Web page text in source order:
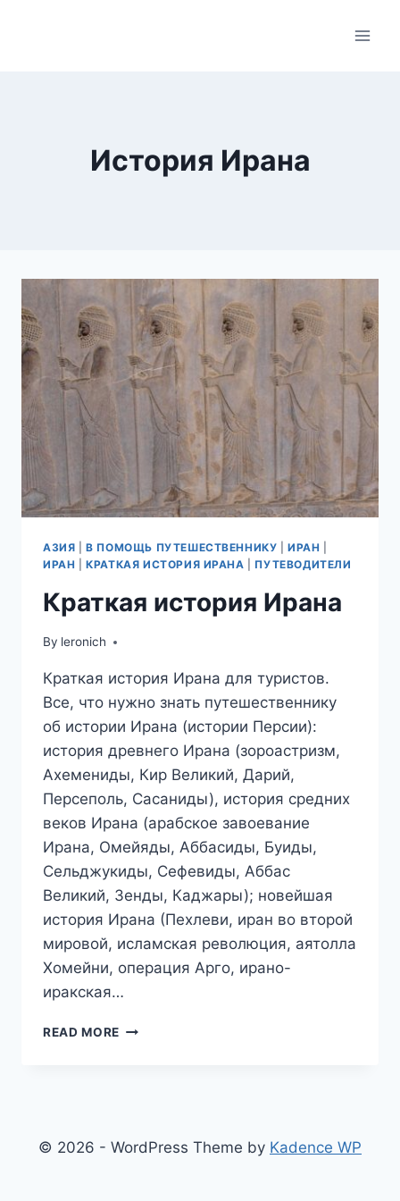
История Ирана
АЗИЯ |В ПОМОЩЬ ПУТЕШЕСТВЕННИКУ |ИРАН
ИРАН |КРАТКАЯ ИСТОРИЯ ИРАНА ПУТЕВОДИТЕЛИ
Краткая история Ирана
By leronich
Краткая история Ирана для туристов.
Все, что нужно знать путешественнику
об истории Ирана (истории Персии):
история древнего Ирана (зороастризм,
Ахемениды, Кир Великий, Дарий,
Персеполь, Сасаниды), история средних
веков Ирана (арабское завоевание
Ирана, Омейяды, Аббасиды, Буиды,
Сельджукиды, Сефевиды, Аббас
Великий, Зенды, Каджары); новейшая
история Ирана (Пехлеви, иран во второй
мировой, исламская революция, аятолла
Хомейни, операция Арго, ирано-
иракская…
READ MORE КРАТКАЯ
© 2026 - WordPress Theme by Kadence WP